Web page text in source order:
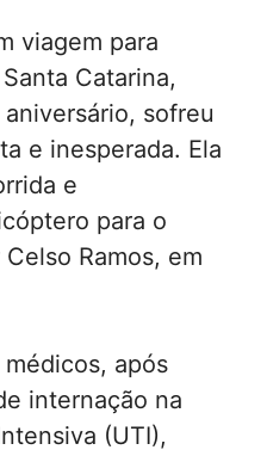
viagem para
Catarina,
sofreu
e inesperada. Ela
e
para o
Ramos, em
após
internação na
(UTI),